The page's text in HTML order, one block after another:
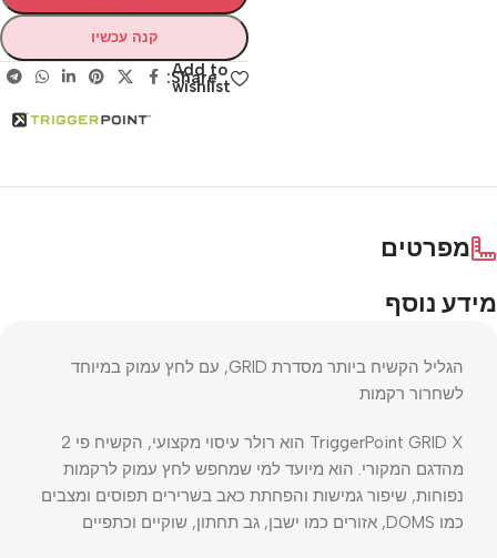
קנה עכשיו
Add to
wishlist
Share:
מפרטים
מידע נוסף
הגליל הקשיח ביותר מסדרת GRID, עם לחץ עמוק במיוחד
לשחרור רקמות
TriggerPoint GRID X הוא רולר עיסוי מקצועי, הקשיח פי 2
מהדגם המקורי. הוא מיועד למי שמחפש לחץ עמוק לרקמות
נפוחות, שיפור גמישות והפחתת כאב בשרירים תפוסים ומצבים
כמו DOMS, אזורים כמו ישבן, גב תחתון, שוקיים וכתפיים